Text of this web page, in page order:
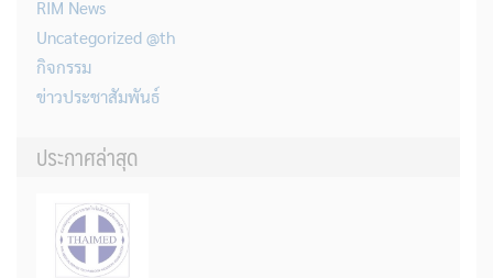
RIM News
Uncategorized @th
กิจกรรม
ข่าวประชาสัมพันธ์
ประกาศล่าสุด